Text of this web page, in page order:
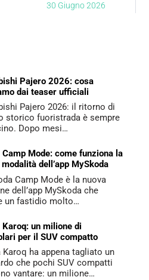
30 Giugno 2026
Pajero 2026: cosa
dai teaser ufficiali
Pajero 2026: il ritorno di
storico fuoristrada è sempre
Dopo mesi…
Camp Mode: come funziona la
dell’app MySkoda
Camp Mode è la nuova
dell’app MySkoda che
un fastidio molto…
Karoq: un milione di
per il SUV compatto
Karoq ha appena tagliato un
che pochi SUV compatti
vantare: un milione…